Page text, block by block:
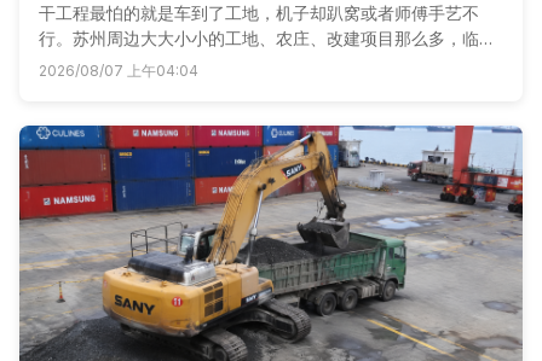
干工程最怕的就是车到了工地，机子却趴窝或者师傅手艺不
行。苏州周边大大小小的工地、农庄、改建项目那么多，临时
想找一台靠谱挖机，往往电话打了七八个还没着落。其实现在
2026/08/07 上午04:04